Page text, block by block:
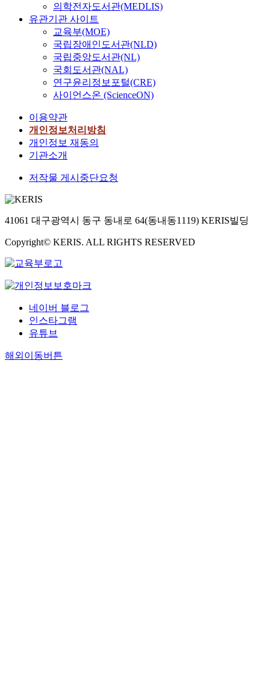
의학전자도서관(MEDLIS)
유관기관 사이트
교육부(MOE)
국립장애인도서관(NLD)
국립중앙도서관(NL)
국회도서관(NAL)
연구윤리정보포털(CRE)
사이언스온 (ScienceON)
이용약관
개인정보처리방침
개인정보 재동의
기관소개
저작물 게시중단요청
41061 대구광역시 동구 동내로 64(동내동1119) KERIS빌딩
Copyright© KERIS. ALL RIGHTS RESERVED
네이버 블로그
인스타그램
유튜브
해외이동버튼